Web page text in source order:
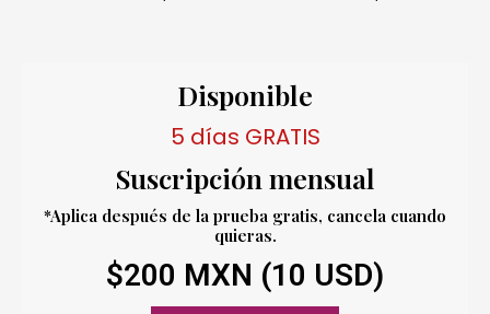
Disponible
5 días GRATIS
Suscripción mensual
*Aplica después de la prueba gratis, cancela cuando
quieras.
$200 MXN (10 USD)